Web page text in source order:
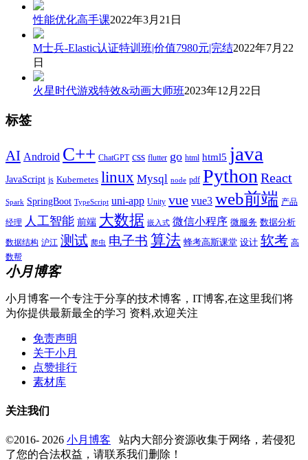
性能优化高手课2022年3月21日
M士兵-Elastic认证特训班|价值7980元|完结2022年7月22
日
火星时代游戏特效&动画大师班2023年12月22日
标签
AI Android C++ ChatGPT css flutter go html html5 java
JavaScript js Kubernetes linux Mysql node pdf Python React
Spark SpringBoot TypeScript uni-app Unity vue vue3 web前端 产品
经理 人工智能 前端 大数据 嵌入式 微信小程序 微服务 数据分析
数据结构 沪江 测试 爬虫 电子书 算法 蜂考高斯课堂 设计 软考 高
数帮
小月博客
小月博客一个专注于分享的技术博客，IT博客,在这里我们将
为你提供最新最全的学习 资料,欢迎关注
免责声明
关于小月
点赞排行
素材库
关注我们
©2016- 2026 小月博客 站内大部分资源收集于网络，若侵犯
了您的合法权益，请联系我们删除！